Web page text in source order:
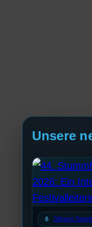
Unsere
mic Stilgars Sietch